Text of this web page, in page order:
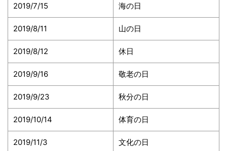
2019/7/15 海の日
2019/8/11 山の日
2019/8/12 休日
2019/9/16 敬老の日
2019/9/23 秋分の日
2019/10/14 体育の日
2019/11/3 文化の日